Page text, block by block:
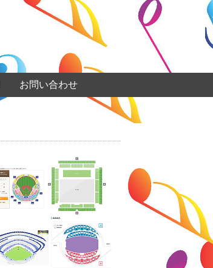
お問い合わせ